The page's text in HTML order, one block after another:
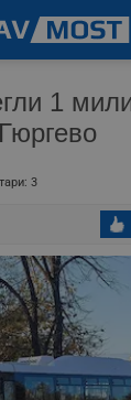
1
3